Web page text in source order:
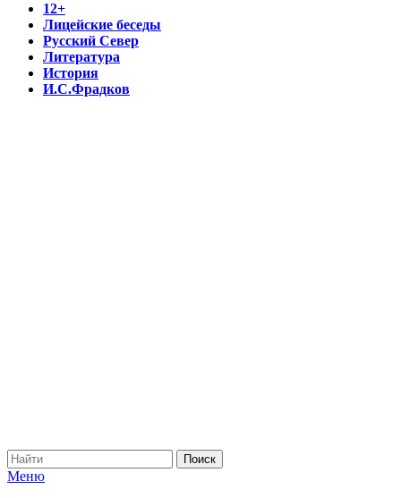
12+
Лицейские беседы
Русский Север
Литература
История
И.С.Фрадков
Меню